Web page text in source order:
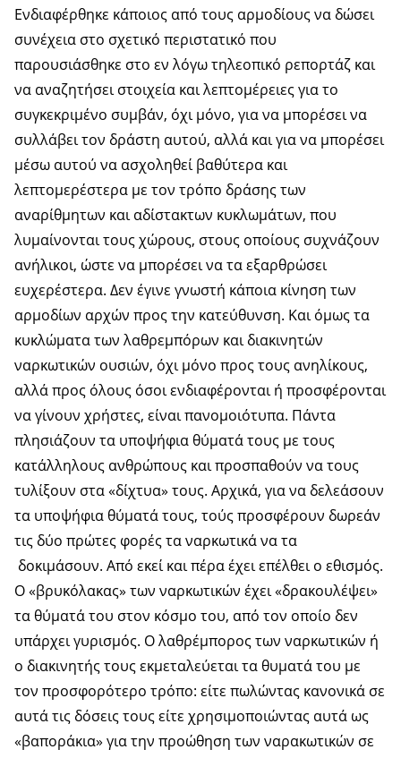
Ενδιαφέρθηκε κάποιος από τους αρμοδίους να δώσει
συνέχεια στο σχετικό περιστατικό που
παρουσιάσθηκε στο εν λόγω τηλεοπικό ρεπορτάζ και
να αναζητήσει στοιχεία και λεπτομέρειες για το
συγκεκριμένο συμβάν, όχι μόνο, για να μπορέσει να
συλλάβει τον δράστη αυτού, αλλά και για να μπορέσει
μέσω αυτού να ασχοληθεί βαθύτερα και
λεπτομερέστερα με τον τρόπο δράσης των
αναρίθμητων και αδίστακτων κυκλωμάτων, που
λυμαίνονται τους χώρους, στους οποίους συχνάζουν
ανήλικοι, ώστε να μπορέσει να τα εξαρθρώσει
ευχερέστερα. Δεν έγινε γνωστή κάποια κίνηση των
αρμοδίων αρχών προς την κατεύθυνση. Και όμως τα
κυκλώματα των λαθρεμπόρων και διακινητών
ναρκωτικών ουσιών, όχι μόνο προς τους ανηλίκους,
αλλά προς όλους όσοι ενδιαφέρονται ή προσφέρονται
να γίνουν χρήστες, είναι πανομοιότυπα. Πάντα
πλησιάζουν τα υποψήφια θύματά τους με τους
κατάλληλους ανθρώπους και προσπαθούν να τους
τυλίξουν στα «δίχτυα» τους. Αρχικά, για να δελεάσουν
τα υποψήφια θύματά τους, τούς προσφέρουν δωρεάν
τις δύο πρώτες φορές τα ναρκωτικά να τα
δοκιμάσουν. Από εκεί και πέρα έχει επέλθει ο εθισμός.
Ο «βρυκόλακας» των ναρκωτικών έχει «δρακουλέψει»
τα θύματά του στον κόσμο του, από τον οποίο δεν
υπάρχει γυρισμός. Ο λαθρέμπορος των ναρκωτικών ή
ο διακινητής τους εκμεταλεύεται τα θυματά του με
τον προσφορότερο τρόπο: είτε πωλώντας κανονικά σε
αυτά τις δόσεις τους είτε χρησιμοποιώντας αυτά ως
«βαποράκια» για την προώθηση των ναρακωτικών σε